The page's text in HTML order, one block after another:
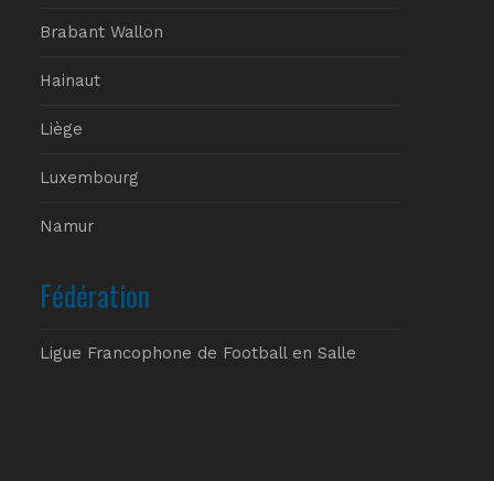
Brabant Wallon
Hainaut
Liège
Luxembourg
Namur
Fédération
Ligue Francophone de Football en Salle